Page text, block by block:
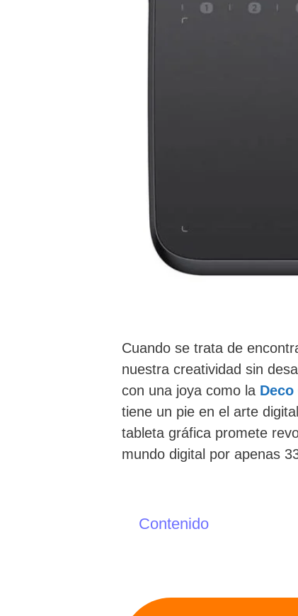
Cuando se trata de
nuestra creatividad sin
con una joya como la Deco
tiene un pie en el arte
tableta gráfica promete
mundo digital por apenas
Contenido